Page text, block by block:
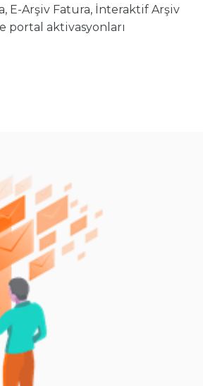
E-Arşiv Fatura, İnteraktif Arşiv
portal aktivasyonları